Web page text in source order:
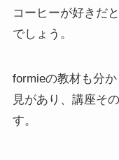
コーヒーが好きだ
でしょう。
formieの教材も分
見があり、講座そ
す。